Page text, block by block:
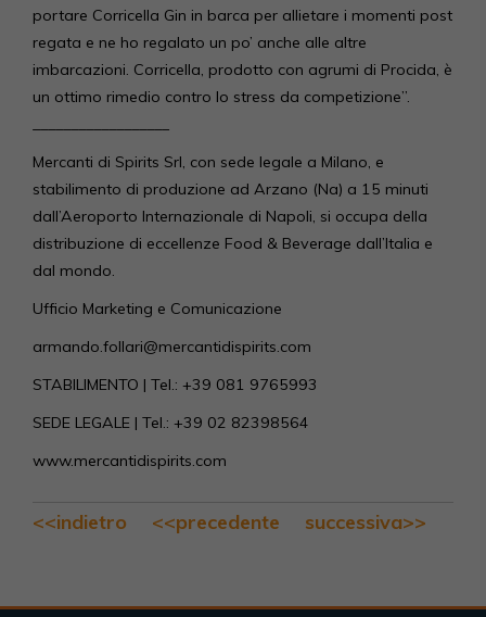
portare Corricella Gin in barca per allietare i momenti post
regata e ne ho regalato un po’ anche alle altre
imbarcazioni. Corricella, prodotto con agrumi di Procida, è
un ottimo rimedio contro lo stress da competizione”.
Mercanti di Spirits Srl, con sede legale a Milano, e
stabilimento di produzione ad Arzano (Na) a 15 minuti
dall’Aeroporto Internazionale di Napoli, si occupa della
distribuzione di eccellenze Food & Beverage dall’Italia e
dal mondo.
Ufficio Marketing e Comunicazione
armando.follari@mercantidispirits.com
STABILIMENTO | Tel.: +39 081 9765993
SEDE LEGALE | Tel.: +39 02 82398564
www.mercantidispirits.com
<<indietro <<precedente successiva>>